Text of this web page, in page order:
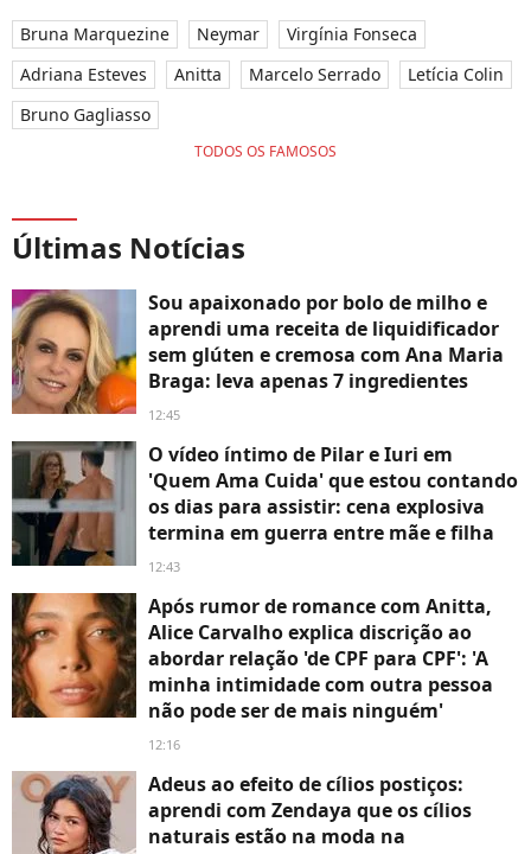
Bruna Marquezine Neymar
Virgínia Fonseca
Adriana Esteves
Anitta Marcelo Serrado
Letícia Colin
Bruno Gagliasso
TODOS OS FAMOSOS
Últimas Notícias
Sou apaixonado por bolo de milho e
aprendi uma receita de liquidificador
sem glúten e cremosa com Ana Maria
Braga: leva apenas 7 ingredientes
12:45
O vídeo íntimo de Pilar e Iuri em
'Quem Ama Cuida' que estou contando
os dias para assistir: cena explosiva
termina em guerra entre mãe e filha
12:43
Após rumor de romance com Anitta,
Alice Carvalho explica discrição ao
abordar relação 'de CPF para CPF': 'A
minha intimidade com outra pessoa
não pode ser de mais ninguém'
12:16
Adeus ao efeito de cílios postiços:
aprendi com Zendaya que os cílios
naturais estão na moda na